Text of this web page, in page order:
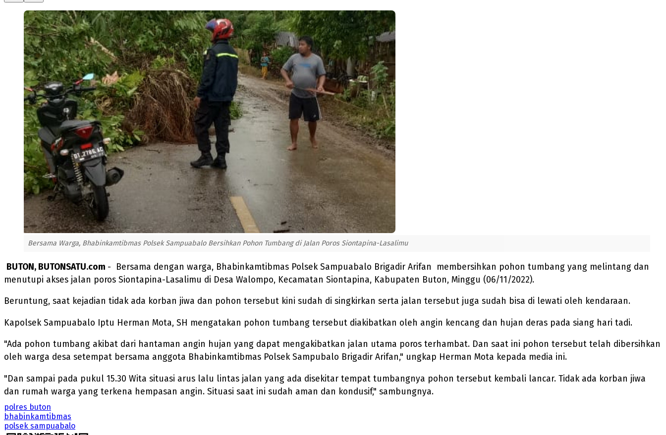
Bersama Warga, Bhabinkamtibmas Polsek Sampuabalo Bersihkan Pohon Tumbang di Jalan Poros Siontapina-Lasalimu
BUTON, BUTONSATU.com - Bersama dengan warga, Bhabinkamtibmas Polsek Sampuabalo Brigadir Arifan membersihkan pohon tumbang yang melintang dan
menutupi akses jalan poros Siontapina-Lasalimu di Desa Walompo, Kecamatan Siontapina, Kabupaten Buton, Minggu (06/11/2022).
Beruntung, saat kejadian tidak ada korban jiwa dan pohon tersebut kini sudah di singkirkan serta jalan tersebut juga sudah bisa di lewati oleh kendaraan.
Kapolsek Sampuabalo Iptu Herman Mota, SH mengatakan pohon tumbang tersebut diakibatkan oleh angin kencang dan hujan deras pada siang hari tadi.
"Ada pohon tumbang akibat dari hantaman angin hujan yang dapat mengakibatkan jalan utama poros terhambat. Dan saat ini pohon tersebut telah dibersihkan
oleh warga desa setempat bersama anggota Bhabinkamtibmas Polsek Sampubalo Brigadir Arifan," ungkap Herman Mota kepada media ini.
"Dan sampai pada pukul 15.30 Wita situasi arus lalu lintas jalan yang ada disekitar tempat tumbangnya pohon tersebut kembali lancar. Tidak ada korban jiwa
dan rumah warga yang terkena hempasan angin. Situasi saat ini sudah aman dan kondusif," sambungnya.
polres buton
bhabinkamtibmas
polsek sampuabalo